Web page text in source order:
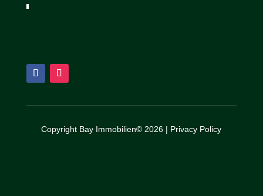
Copyright Bay Immobilien© 2026 | Privacy Policy